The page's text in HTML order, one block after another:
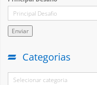
Principal Desafio
Categorias
Selecionar categoria